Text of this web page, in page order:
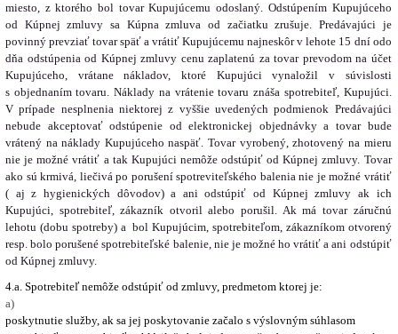
miesto, z ktorého bol tovar Kupujúcemu odoslaný. Odstúpením Kupujúceho
od Kúpnej zmluvy sa Kúpna zmluva od začiatku zrušuje. Predávajúci je
povinný prevziať tovar späť a vrátiť Kupujúcemu najneskôr v lehote 15 dní odo
dňa odstúpenia od Kúpnej zmluvy cenu zaplatenú za tovar prevodom na účet
Kupujúceho, vrátane nákladov, ktoré Kupujúci vynaložil v súvislosti
s objednaním tovaru. Náklady na vrátenie tovaru znáša spotrebiteľ, Kupujúci.
V prípade nesplnenia niektorej z vyššie uvedených podmienok Predávajúci
nebude akceptovať odstúpenie od elektronickej objednávky a tovar bude
vrátený na náklady Kupujúceho naspäť. Tovar vyrobený, zhotovený na mieru
nie je možné vrátiť a tak Kupujúci nemôže odstúpiť od Kúpnej zmluvy. Tovar
ako sú krmivá, liečivá po porušení spotreviteľského balenia nie je možné vrátiť
( aj z hygienických dôvodov) a ani odstúpiť od Kúpnej zmluvy ak ich
Kupujúci, spotrebiteľ, zákazník otvoril alebo porušil. Ak má tovar záručnú
lehotu (dobu spotreby) a bol Kupujúcim, spotrebiteľom, zákazníkom otvorený
resp. bolo porušené spotrebiteľské balenie, nie je možné ho vrátiť a ani odstúpiť
od Kúpnej zmluvy.
4.a. Spotrebiteľ nemôže odstúpiť od zmluvy, predmetom ktorej je:
a)
poskytnutie služby, ak sa jej poskytovanie začalo s výslovným súhlasom